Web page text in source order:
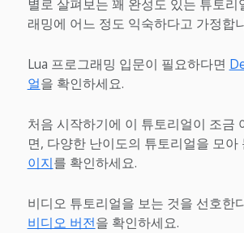
별로 살펴보는 꽤 완성도 있는 튜토리
래밍에 어느 정도 익숙하다고 가정합
Lua 프로그래밍 입문이 필요하다면
얼을 확인하세요.
처음 시작하기에 이 튜토리얼이 조금
면, 다양한 난이도의 튜토리얼을 모아
이지를 확인하세요.
비디오 튜토리얼을 보는 것을 선호한
비디오 버전을 확인하세요.